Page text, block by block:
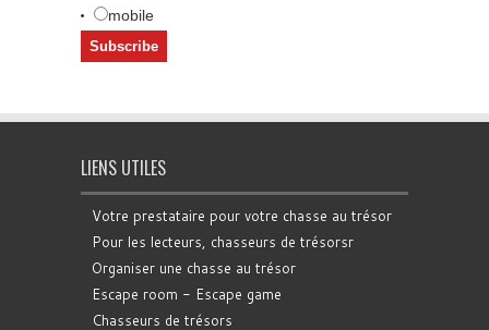
mobile
LIENS UTILES
Votre prestataire pour votre chasse au trésor
Pour les lecteurs, chasseurs de trésorsr
Organiser une chasse au trésor
Escape room - Escape game
Chasseurs de trésors